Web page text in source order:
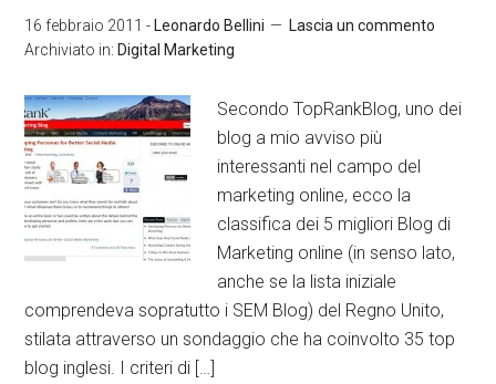
16 febbraio 2011 - Leonardo Bellini
Lascia un commento
Archiviato in: Digital Marketing
Secondo TopRankBlog, uno dei
blog a mio avviso più
interessanti nel campo del
marketing online, ecco la
classifica dei 5 migliori Blog di
Marketing online (in senso lato,
anche se la lista iniziale
comprendeva sopratutto i SEM Blog) del Regno Unito,
stilata attraverso un sondaggio che ha coinvolto 35 top
blog inglesi. I criteri di […]